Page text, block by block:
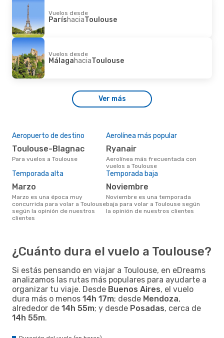
Vuelos desde
ParíshaciaToulouse
Vuelos desde
MálagahaciaToulouse
Ver más
Aeropuerto de destino
Toulouse-Blagnac
Para vuelos a Toulouse
Aerolínea más popular
Ryanair
Aerolínea más frecuentada con
vuelos a Toulouse
Temporada alta
marzo
marzo es una época muy
concurrida para volar a Toulouse
según la opinión de nuestros
clientes
Temporada baja
noviembre
noviembre es una temporada
baja para volar a Toulouse según
la opinión de nuestros clientes
¿Cuánto dura el vuelo a Toulouse?
Si estás pensando en viajar a Toulouse, en eDreams
analizamos las rutas más populares para ayudarte a
organizar tu viaje. Desde Buenos Aires, el vuelo
dura más o menos 14h 17m; desde Mendoza,
alrededor de 14h 55m; y desde Posadas, cerca de
14h 55m.